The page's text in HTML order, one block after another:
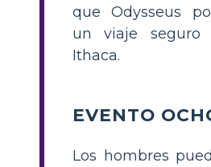
que Odysseus
un viaje
Ithaca.
EVENTO
Los hombres